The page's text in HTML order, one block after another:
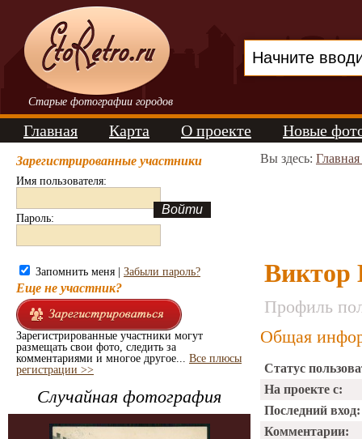
Старые фотографии городов
Главная Карта О проекте Новые
Зарегистрированные участники
Имя пользователя:
Пароль:
Запомнить меня | Забыли пароль?
Еще не участник?
Зарегистрированные участники могут
размещать свои фото, следить за
комментариями и многое другое... Все плюсы
регистрации >>
Случайная фотография
Вы здесь:
Виктор
Профиль
Общая
Статус
На проекте с:
Последний вход:
Комментарии: